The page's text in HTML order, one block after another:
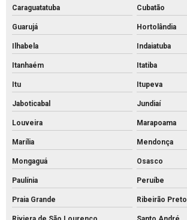
Pavimentação bloco intertravado
Pavimentação intertravada preço
Pavimentação intertravada
Pavimentação piso intertravado
Pavimento intertravado de concreto
Piso de concreto para calçada preço
Piso de concreto para calçada
Piso de concreto intertravado preço
Piso de concreto intertravado retangular
Caraguatatuba Cubatão
Guarujá Hortolândia
Ilhabela Indaiatuba
Itanhaém Itatiba
Itu Itupeva
Jaboticabal Jundiaí
Louveira Marapoama
Marília Mendonça
Mongaguá Osasco
Paulínia Peruíbe
Praia Grande Ribeirão Preto